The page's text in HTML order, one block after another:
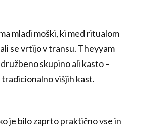
mladi moški, ki med ritualom
se vrtijo v transu. Theyyam
skupino ali kasto –
višjih kast.
je bilo zaprto praktično vse in